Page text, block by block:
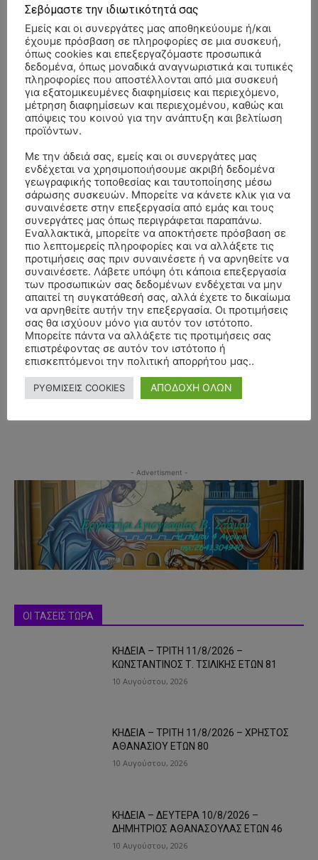
- Advertisment -
- Advertisment -
ΟΙ ΤΑΣΕΙΣ ΤΩΡΑ
ΚΗΔΕΙΑ – ΤΡΙΤΗ 11/8/2026 –
ΚΩΝΣΤΑΝΤΙΝΟΣ Τ. ΤΣΙΛΙΚΗΣ ΕΤΩΝ 81
10 Αυγούστου, 2026
ΚΗΔΕΙΑ – ΤΡΙΤΗ 11/8/2026 – ΧΡΗΣΤΟΣ
ΑΘΑΝΑΣΙΟΥ ΕΤΩΝ 80
10 Αυγούστου, 2026
ΚΗΔΕΙΑ – ΔΕΥΤΕΡΑ 10/8/2026 –
ΔΗΜΗΤΡΙΟΣ ΑΘΑΝΑΣΟΥΛΑΣ ΕΤΩΝ 46
10 Αυγούστου, 2026
Σεβόμαστε την ιδιωτικότητά σας
Εμείς και οι συνεργάτες μας αποθηκεύουμε ή/και
έχουμε πρόσβαση σε πληροφορίες σε μια συσκευή,
όπως cookies και επεξεργαζόμαστε προσωπικά
δεδομένα, όπως μοναδικά αναγνωριστικά και τυπικές
πληροφορίες που αποστέλλονται από μια συσκευή
για εξατομικευμένες διαφημίσεις και περιεχόμενο,
μέτρηση διαφημίσεων και περιεχομένου, καθώς και
απόψεις του κοινού για την ανάπτυξη και βελτίωση
προϊόντων.
Με την άδειά σας, εμείς και οι συνεργάτες μας
ενδέχεται να χρησιμοποιήσουμε ακριβή δεδομένα
γεωγραφικής τοποθεσίας και ταυτοποίησης μέσω
σάρωσης συσκευών. Μπορείτε να κάνετε κλικ για να
συναινέσετε στην επεξεργασία από εμάς και τους
συνεργάτες μας όπως περιγράφεται παραπάνω.
Εναλλακτικά, μπορείτε να αποκτήσετε πρόσβαση σε
πιο λεπτομερείς πληροφορίες και να αλλάξετε τις
προτιμήσεις σας πριν συναινέσετε ή να αρνηθείτε να
συναινέσετε. Λάβετε υπόψη ότι κάποια επεξεργασία
των προσωπικών σας δεδομένων ενδέχεται να μην
απαιτεί τη συγκατάθεσή σας, αλλά έχετε το δικαίωμα
να αρνηθείτε αυτήν την επεξεργασία. Οι προτιμήσεις
σας θα ισχύουν μόνο για αυτόν τον ιστότοπο.
Μπορείτε πάντα να αλλάξετε τις προτιμήσεις σας
επιστρέφοντας σε αυτόν τον ιστότοπο ή
επισκεπτόμενοι την πολιτική απορρήτου μας..
ΡΥΘΜΙΣΕΙΣ COOKIES ΑΠΟΔΟΧΗ ΟΛΩΝ